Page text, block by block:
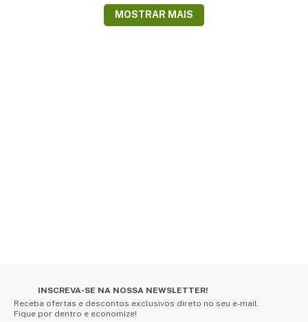
MOSTRAR MAIS
INSCREVA-SE NA NOSSA NEWSLETTER!
Receba ofertas e descontos exclusivos direto no seu e-mail.
Fique por dentro e economize!